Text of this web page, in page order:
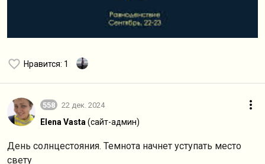
Нравится: 1
558 22 дек. 2024
Elena Vasta(сайт-админ)
День солнцестояния. Темнота начнет уступать место
свету